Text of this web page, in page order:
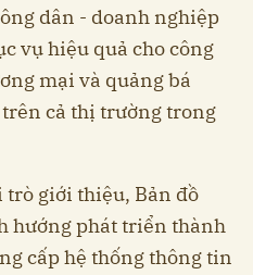
dân - doanh nghiệp
vụ hiệu quả cho công
mại và quảng bá
cả thị trường trong
trò giới thiệu, Bản đồ
hướng phát triển thành
cấp hệ thống thông tin